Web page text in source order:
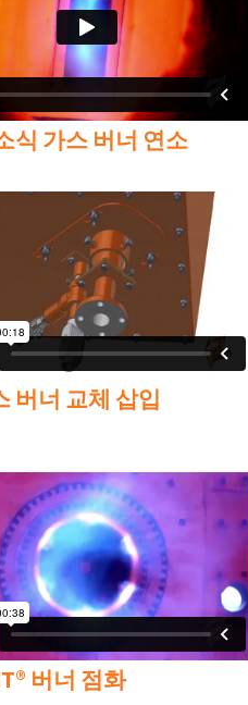
식 가스 버너 연소
버너 교체 삽입
버너 점화